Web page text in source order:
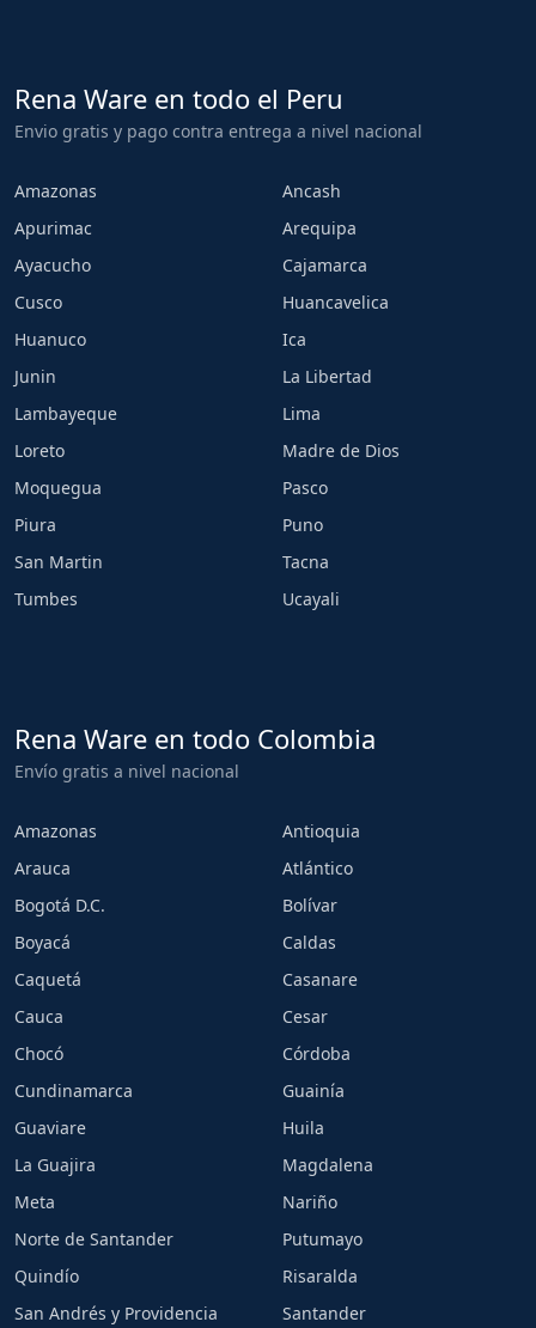
Rena Ware en todo el Peru
Envio gratis y pago contra entrega a nivel nacional
Amazonas
Ancash
Apurimac
Arequipa
Ayacucho
Cajamarca
Cusco
Huancavelica
Huanuco
Ica
Junin
La Libertad
Lambayeque
Lima
Loreto
Madre de Dios
Moquegua
Pasco
Piura
Puno
San Martin
Tacna
Tumbes
Ucayali
Rena Ware en todo Colombia
Envío gratis a nivel nacional
Amazonas
Antioquia
Arauca
Atlántico
Bogotá D.C.
Bolívar
Boyacá
Caldas
Caquetá
Casanare
Cauca
Cesar
Chocó
Córdoba
Cundinamarca
Guainía
Guaviare
Huila
La Guajira
Magdalena
Meta
Nariño
Norte de Santander
Putumayo
Quindío
Risaralda
San Andrés y Providencia
Santander